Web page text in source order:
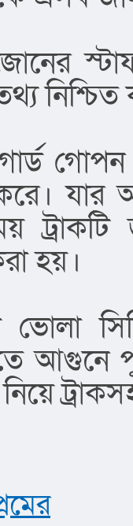
যার
হয়।